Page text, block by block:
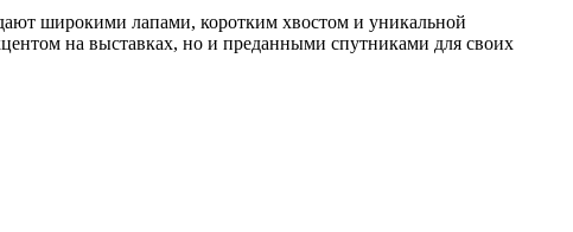
широкими лапами, коротким хвостом и уникальной
на выставках, но и преданными спутниками для своих